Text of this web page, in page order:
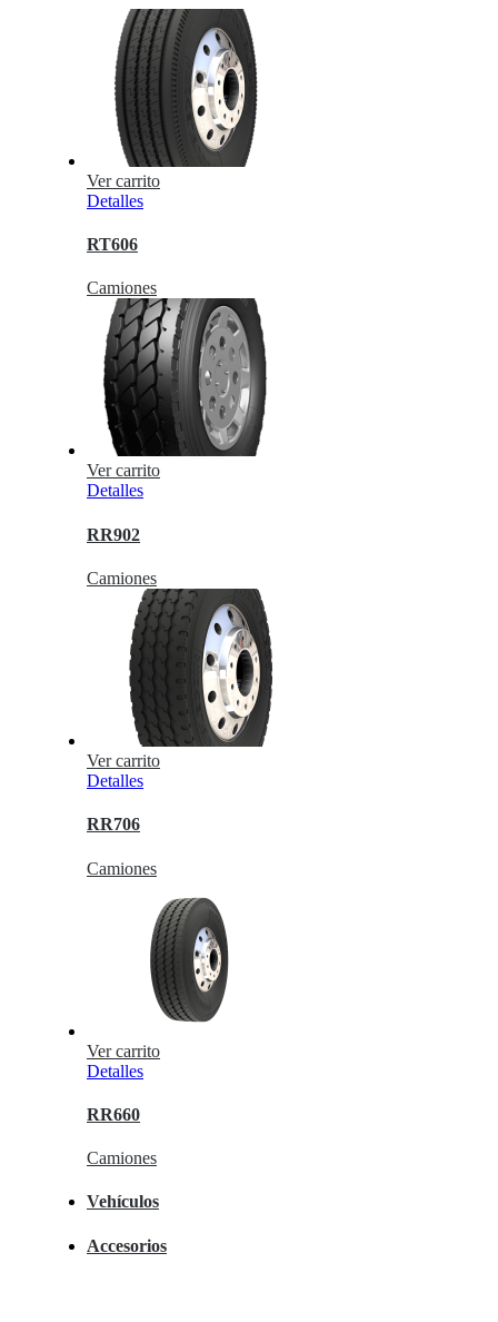
Ver carrito
Detalles
RT606
Camiones
Ver carrito
Detalles
RR902
Camiones
Ver carrito
Detalles
RR706
Camiones
Ver carrito
Detalles
RR660
Camiones
Vehículos
Accesorios